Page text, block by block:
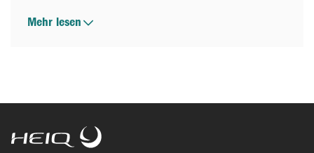
Mehr lesen
HeiQ